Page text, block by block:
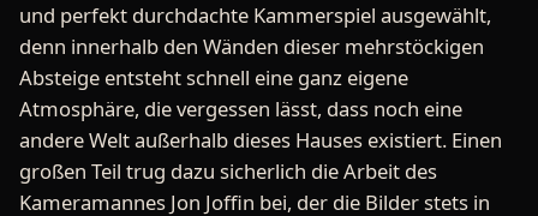
und perfekt durchdachte Kammerspiel ausgewählt,
denn innerhalb den Wänden dieser mehrstöckigen
Absteige entsteht schnell eine ganz eigene
Atmosphäre, die vergessen lässt, dass noch eine
andere Welt außerhalb dieses Hauses existiert. Einen
großen Teil trug dazu sicherlich die Arbeit des
Kameramannes Jon Joffin bei, der die Bilder stets in